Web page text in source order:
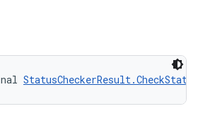
StatusCheckerResult.CheckStatus